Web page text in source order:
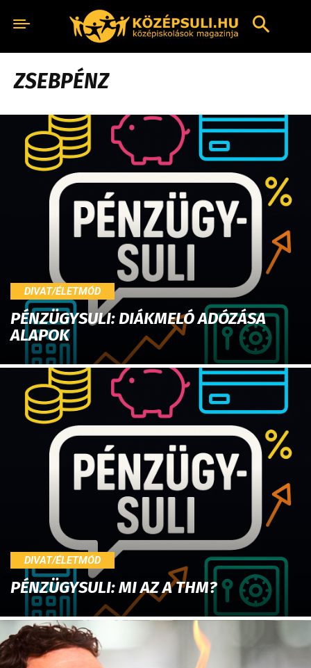
ZSEBPÉNZ
DIVAT/ÉLETMÓD
PÉNZÜGYSULI: DIÁKMELÓ ADÓZÁSA
ALAPOK
DIVAT/ÉLETMÓD
PÉNZÜGYSULI: MI AZ A THM?